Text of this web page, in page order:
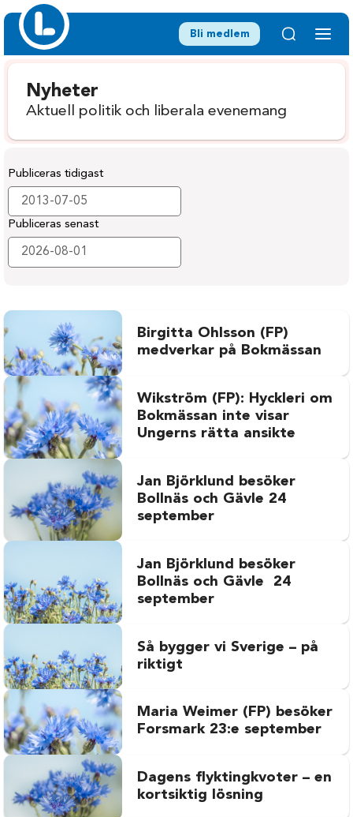
Bli medlem
Nyheter
Aktuell politik och liberala evenemang
Publiceras tidigast
Publiceras senast
Birgitta Ohlsson (FP)
medverkar på Bokmässan
Wikström (FP): Hyckleri om
Bokmässan inte visar
Ungerns rätta ansikte
Jan Björklund besöker
Bollnäs och Gävle 24
september
Jan Björklund besöker
Bollnäs och Gävle 24
september
Så bygger vi Sverige – på
riktigt
Maria Weimer (FP) besöker
Forsmark 23:e september
Dagens flyktingkvoter – en
kortsiktig lösning